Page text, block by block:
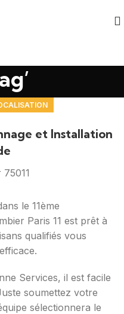
et Installation
le 11ème
Paris 11 est prêt à
qualifiés vous
Services, il est facile
soumettez votre
sélectionnera le